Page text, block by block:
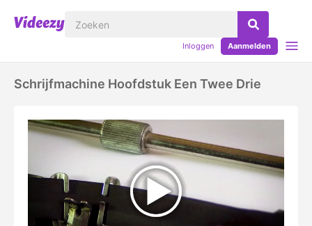
Inloggen Aanmelden
Schrijfmachine Hoofdstuk Een Twee Drie